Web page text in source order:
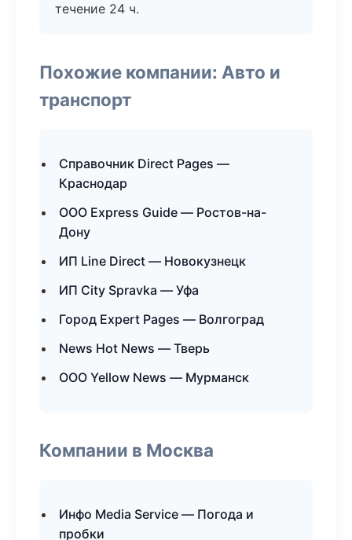
течение 24 ч.
Похожие компании: Авто и
транспорт
Справочник Direct Pages —
Краснодар
ООО Express Guide — Ростов-на-
Дону
ИП Line Direct — Новокузнецк
ИП City Spravka — Уфа
Город Expert Pages — Волгоград
News Hot News — Тверь
ООО Yellow News — Мурманск
Компании в Москва
Инфо Media Service — Погода и
пробки